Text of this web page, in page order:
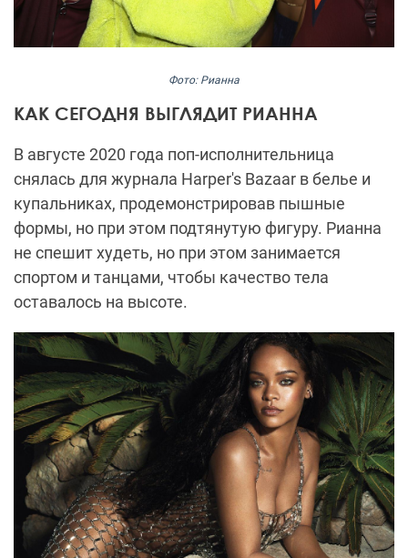
Фото: Рианна
КАК СЕГОДНЯ ВЫГЛЯДИТ РИАННА
В августе 2020 года поп-исполнительница
снялась для журнала Harper's Bazaar в белье и
купальниках, продемонстрировав пышные
формы, но при этом подтянутую фигуру. Рианна
не спешит худеть, но при этом занимается
спортом и танцами, чтобы качество тела
оставалось на высоте.